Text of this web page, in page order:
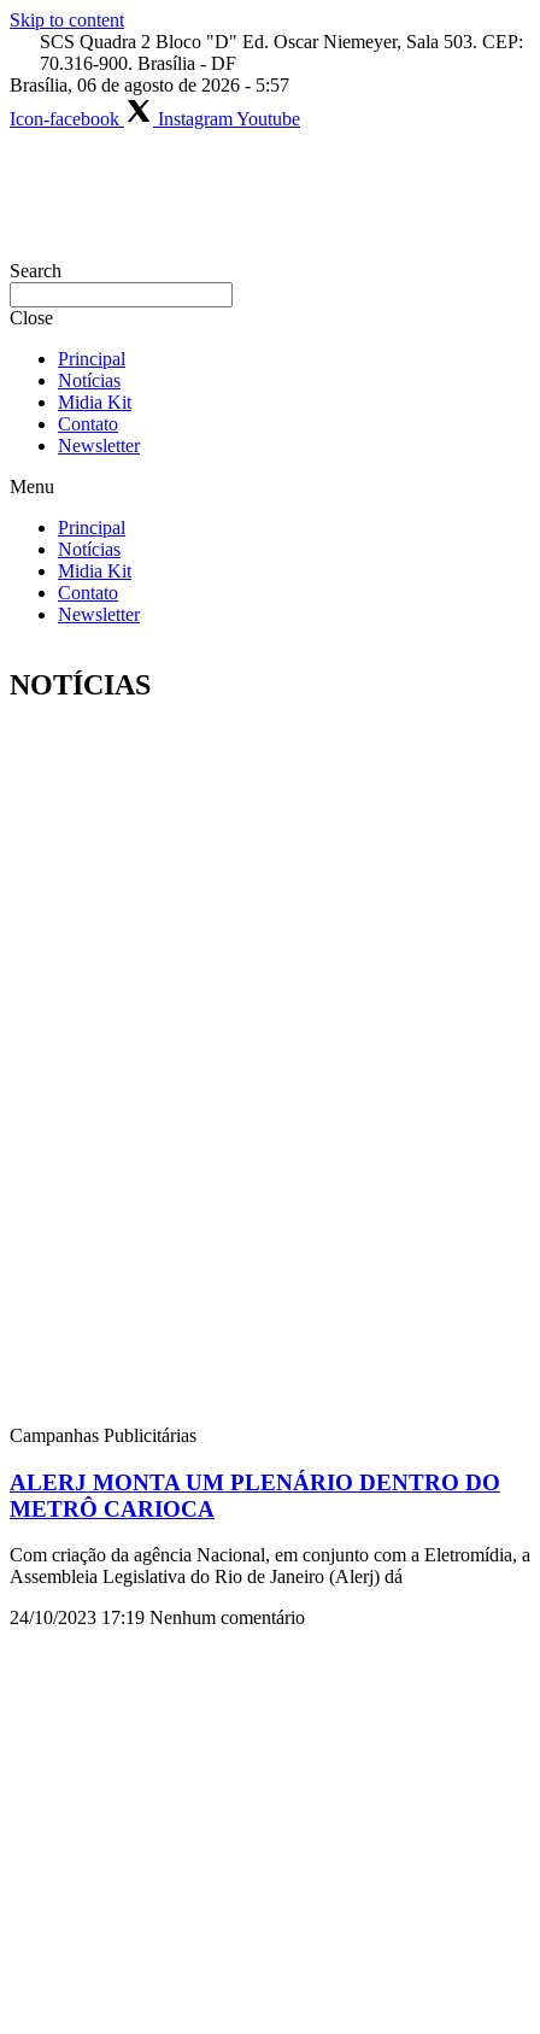
Skip to content
SCS Quadra 2 Bloco "D" Ed. Oscar Niemeyer, Sala 503. CEP:
70.316-900. Brasília - DF
Brasília, 06 de agosto de 2026 - 5:57
Icon-facebook
InstagramYoutube
Search
Close
Principal
Notícias
Midia Kit
Contato
Newsletter
Menu
Principal
Notícias
Midia Kit
Contato
Newsletter
NOTÍCIAS
Campanhas Publicitárias
ALERJ MONTA UM PLENÁRIO DENTRO DO
METRÔ CARIOCA
Com criação da agência Nacional, em conjunto com a Eletromídia, a
Assembleia Legislativa do Rio de Janeiro (Alerj) dá
24/10/2023 17:19 Nenhum comentário